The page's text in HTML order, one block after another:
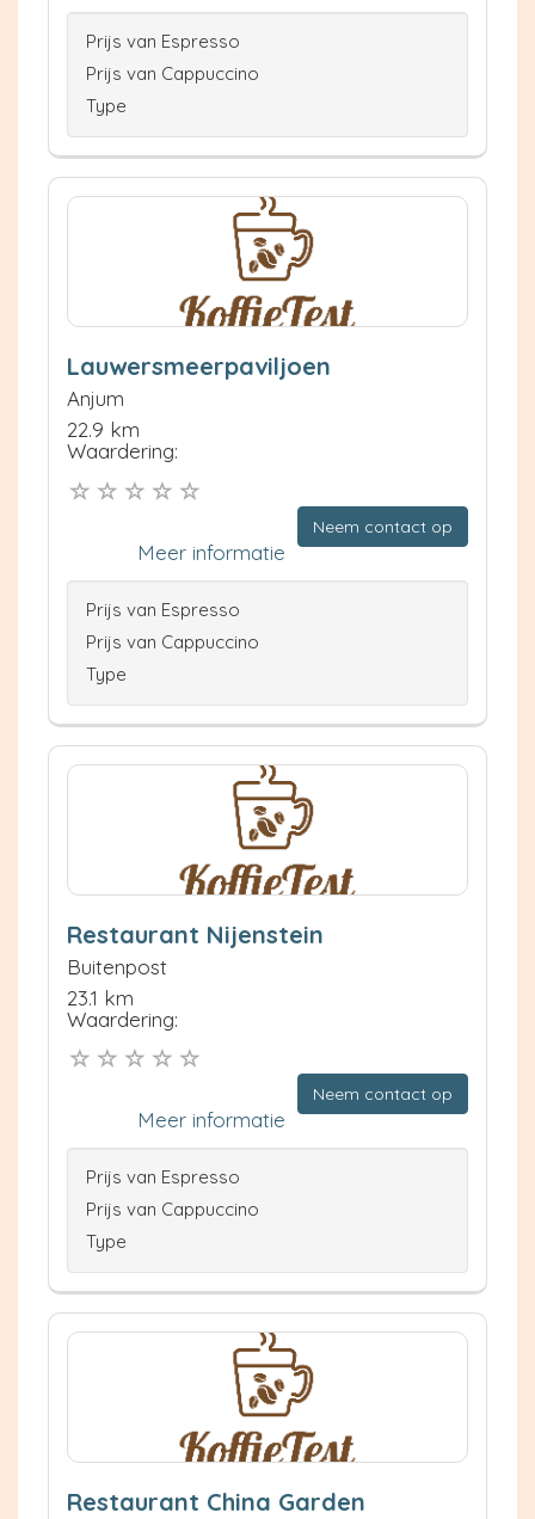
Prijs van Espresso
Prijs van Cappuccino
Type
Lauwersmeerpaviljoen
Anjum
22.9 km
Waardering:
Neem contact op
Meer informatie
Prijs van Espresso
Prijs van Cappuccino
Type
Restaurant Nijenstein
Buitenpost
23.1 km
Waardering:
Neem contact op
Meer informatie
Prijs van Espresso
Prijs van Cappuccino
Type
Restaurant China Garden